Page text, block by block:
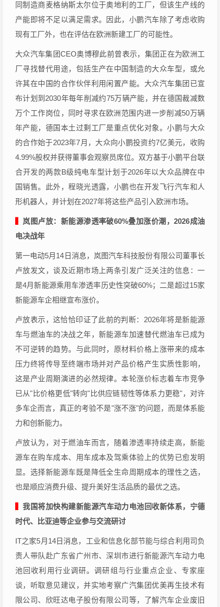
同制造商麦格纳斯太尔位于奥地利的工厂，但该生产线的
产能即将不足以满足需求。因此，小鹏汽车除了考虑收购
现有工厂外，也在评估在欧洲新建工厂的可能性。
大众汽车集团CEO奥博穆此前曾表示，集团正在为欧洲工
厂寻找替代用途，包括生产在中国制造的大众车型，或允
许其在中国的合作伙伴利用闲置产能。大众汽车集团已宣
布计划到2030年每年削减约75万辆产能，并在德国裁减数
万个工作岗位，同时寻求在欧洲范围内进一步削减50万辆
年产能，德国本土过剩工厂是重点优化对象。小鹏与大众
的合作始于2023年7月，大众向小鹏投资约7亿美元，收购
4.99%股权并获得董事会观察员席位。双方基于小鹏平台联
合开发的两款B级纯电车型计划于2026年以大众品牌在中
国销售。此外，程晓光透露，小鹏也在开发飞行汽车和人
形机器人，并计划在2027年将这些产品引入欧洲市场。
岚图卢放：新能源渗透率破60%叠加涨价潮，2026成油
电决战年
第一电动5月14日消息，岚图汽车科技股份有限公司董事长
卢放发文，谈及近期市场上两条引发广泛关注的信息：一
是4月新能源乘用车渗透率历史性突破60%；二是超过15家
新能源车企相继宣布涨价。
卢放表示，这恰恰印证了此前的判断：2026年将是新能源
车与燃油车的决战之年，新能源车加速替代燃油车已成为
不可逆转的趋势。与此同时，原材料价格上涨带来的成本
压力终将传导至终端市场并对产品价格产生实质性影响，
这是产业周期演进的必然规律。本轮涨价标志着车市竞争
已从"比价格更低"转向"比供应链韧性等体系力更稳"，对许
多车企而言，真正的考验不是"涨不涨"的问题，而是体系能
力和创新能力。
卢放认为，对于燃油车而言，随着渗透率持续走高，新能
源车在购车成本、用车成本及驾乘体验上的优势已愈发明
显。选择新能源车既是降低全生命周期成本的理性之选，
也是顺应消费升级、提升美好生活品质的最优之选。
我国将加快构建新能源汽车动力电池回收新体系，宁德
时代、比亚迪等企业参与交流研讨
IT之家5月14日消息，工业和信息化部节能与综合利用司负
责人带队赴广东省广州市、深圳市进行新能源汽车动力电
池回收利用行业调研。调研组与行业重点企业、专家座
谈，听取意见建议，并实地考察广汽集团优美再生技术有
限公司、欣旺达电子股份有限公司等，了解汽车企业废旧